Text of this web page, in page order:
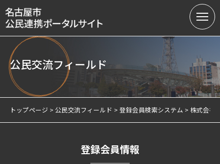
名古屋市の公民連携
提案募集中の課題（テーマ型）
提案受付（テーマ型・フリー型）
公民交流フィールド
トップページ 公民交流フィールド 登録会員検索システム 株式会社
登録会員情報